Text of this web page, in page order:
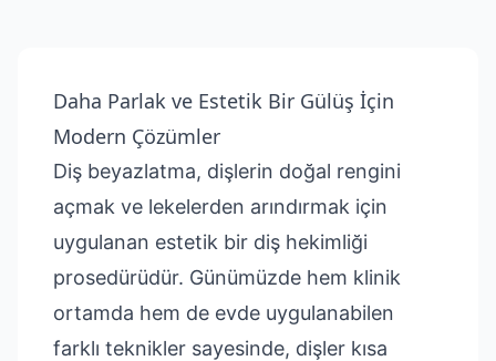
Daha Parlak ve Estetik Bir Gülüş İçin
Modern Çözümler
Diş beyazlatma, dişlerin doğal rengini
açmak ve lekelerden arındırmak için
uygulanan estetik bir diş hekimliği
prosedürüdür. Günümüzde hem klinik
ortamda hem de evde uygulanabilen
farklı teknikler sayesinde, dişler kısa